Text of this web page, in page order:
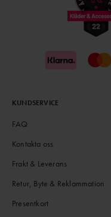
KUNDSERVICE
FAQ
Kontakta oss
Frakt & Leverans
Retur, Byte & Reklammation
Presentkort